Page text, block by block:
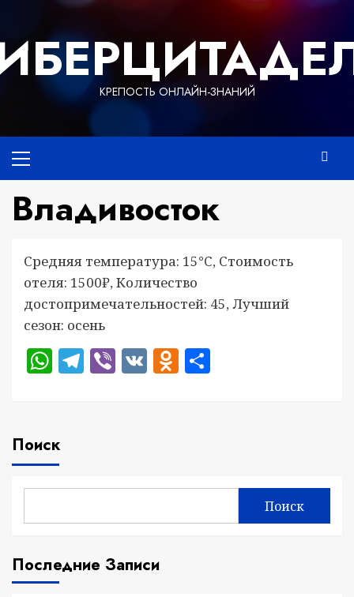
содержимому
КРЕПОСТЬ ОНЛАЙН-ЗНАНИЙ
меню
Владивосток
Средняя температура: 15°C, Стоимость
отеля: 1500₽, Количество
достопримечательностей: 45, Лучший
сезон: осень
WhatsApp
Telegram
Viber
VKOdnoklassniki
Поиск
Поиск
Последние Записи